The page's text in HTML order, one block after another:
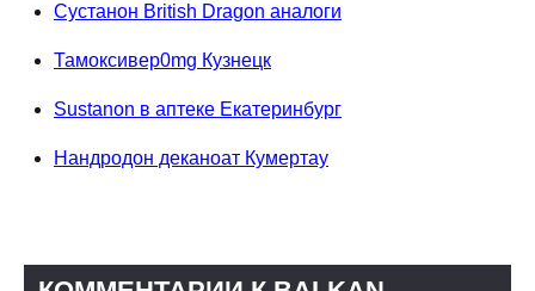
Сустанон British Dragon аналоги
Тамоксивер0mg Кузнецк
Sustanon в аптеке Екатеринбург
Нандродон деканоат Кумертау